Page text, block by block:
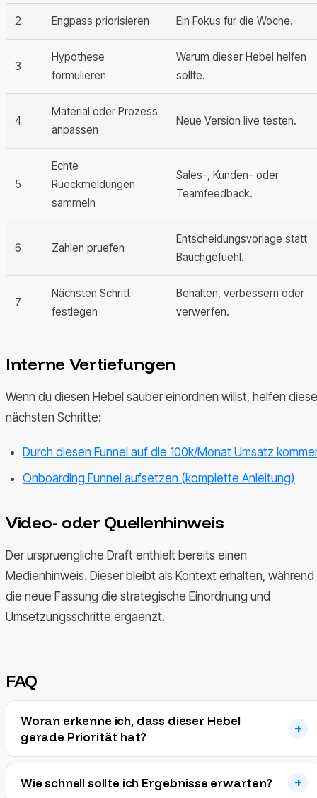
2 Engpass priorisieren Ein Fokus für die Woche.
3
Hypothese
formulieren
Warum dieser Hebel helfen
sollte.
4
Material oder Prozess
anpassen
Neue Version live testen.
5
Echte
Rueckmeldungen
sammeln
Sales-, Kunden- oder
Teamfeedback.
6 Zahlen pruefen
Entscheidungsvorlage statt
Bauchgefuehl.
7
Nächsten Schritt
festlegen
Behalten, verbessern oder
verwerfen.
Interne Vertiefungen
Wenn du diesen Hebel sauber einordnen willst, helfen diese
nächsten Schritte:
Durch diesen Funnel auf die 100k/Monat Umsatz
Onboarding Funnel aufsetzen (komplette Anleitung)
Video- oder Quellenhinweis
Der urspruengliche Draft enthielt bereits einen
Medienhinweis. Dieser bleibt als Kontext erhalten, während
die neue Fassung die strategische Einordnung und
Umsetzungsschritte ergaenzt.
FAQ
Woran erkenne ich, dass dieser Hebel
gerade Priorität hat?
Wie schnell sollte ich Ergebnisse erwarten?